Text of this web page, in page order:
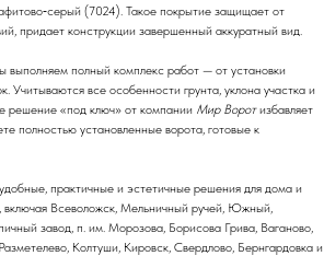
(7024). Такое покрытие защищает от
придает конструкции завершенный аккуратный вид.
выполняем полный комплекс работ — от установки
Учитываются все особенности грунта, уклона участка и
решение «под ключ» от компании Мир Воротизбавляет
полностью установленные ворота, готовые к
практичные и эстетичные решения для дома и
включая Всеволожск, Мельничный ручей, Южный,
завод, п. им. Морозова, Борисова Грива, Ваганово,
Колтуши, Кировск, Свердлово, Бернгардовка и